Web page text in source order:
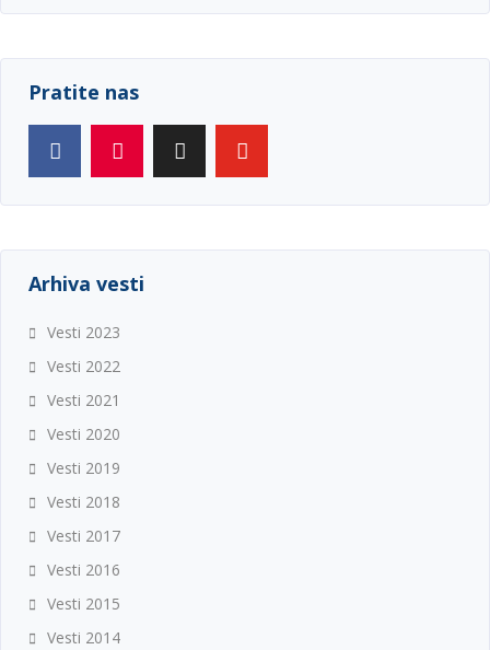
Pratite nas
Arhiva vesti
Vesti 2023
Vesti 2022
Vesti 2021
Vesti 2020
Vesti 2019
Vesti 2018
Vesti 2017
Vesti 2016
Vesti 2015
Vesti 2014